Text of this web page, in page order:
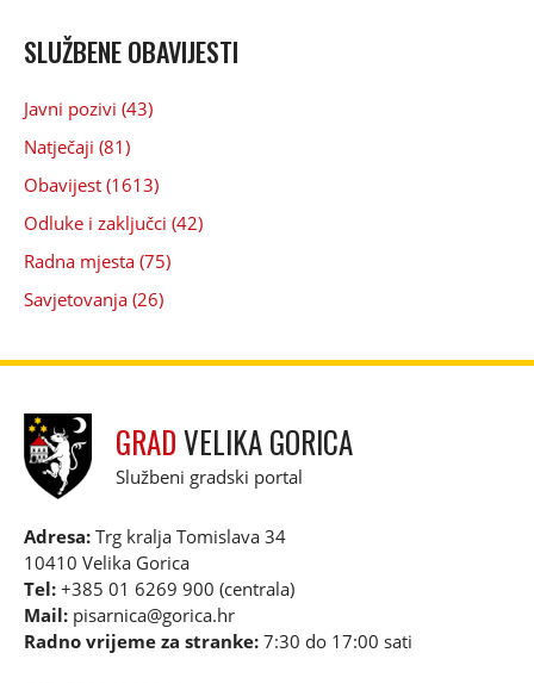
SLUŽBENE OBAVIJESTI
Javni pozivi (43)
Natječaji (81)
Obavijest (1613)
Odluke i zaključci (42)
Radna mjesta (75)
Savjetovanja (26)
GRADVELIKA GORICA
Službeni gradski portal
Adresa: Trg kralja Tomislava 34
10410 Velika Gorica
Tel: +385 01 6269 900 (centrala)
Mail: pisarnica@gorica.hr
Radno vrijeme za stranke: 7:30 do 17:00 sati